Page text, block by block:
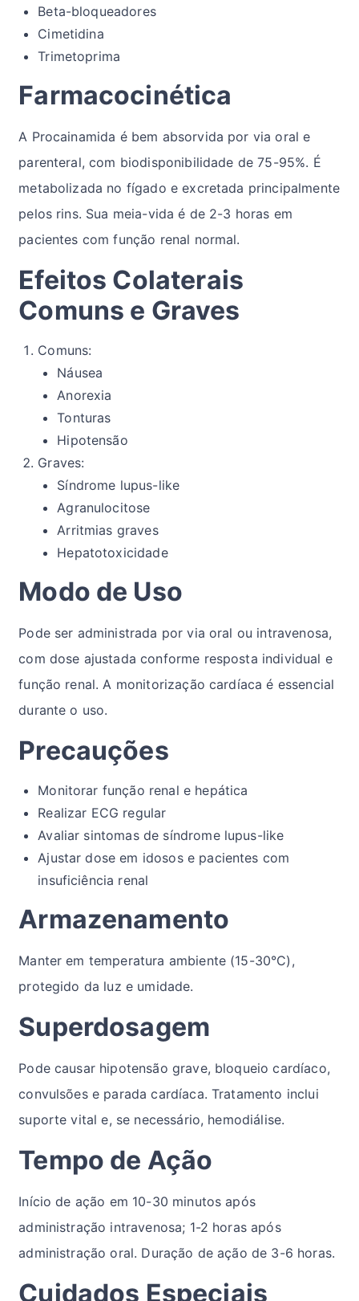
Beta-bloqueadores
Cimetidina
Trimetoprima
Farmacocinética
A Procainamida é bem absorvida por via oral e
parenteral, com biodisponibilidade de 75-95%. É
metabolizada no fígado e excretada principalmente
pelos rins. Sua meia-vida é de 2-3 horas em
pacientes com função renal normal.
Efeitos Colaterais
Comuns e Graves
Comuns:
Náusea
Anorexia
Tonturas
Hipotensão
Graves:
Síndrome lupus-like
Agranulocitose
Arritmias graves
Hepatotoxicidade
Modo de Uso
Pode ser administrada por via oral ou intravenosa,
com dose ajustada conforme resposta individual e
função renal. A monitorização cardíaca é essencial
durante o uso.
Precauções
Monitorar função renal e hepática
Realizar ECG regular
Avaliar sintomas de síndrome lupus-like
Ajustar dose em idosos e pacientes com
insuficiência renal
Armazenamento
Manter em temperatura ambiente (15-30°C),
protegido da luz e umidade.
Superdosagem
Pode causar hipotensão grave, bloqueio cardíaco,
convulsões e parada cardíaca. Tratamento inclui
suporte vital e, se necessário, hemodiálise.
Tempo de Ação
Início de ação em 10-30 minutos após
administração intravenosa; 1-2 horas após
administração oral. Duração de ação de 3-6 horas.
Cuidados Especiais